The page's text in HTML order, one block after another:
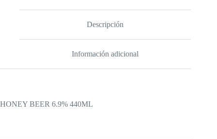
Descripción
Información adicional
HONEY BEER 6.9% 440ML